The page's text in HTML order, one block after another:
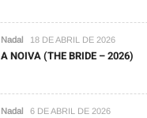
Nadal 18 DE ABRIL DE 2026
A NOIVA (THE BRIDE – 2026)
Nadal 6 DE ABRIL DE 2026